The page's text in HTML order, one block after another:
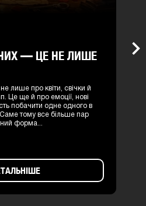
— ЦЕ НЕ ЛИШЕ
лише про квіти, свічки й
Це ще й про емоції, нові
побачити одне одного в
Саме тому все більше пар
форма...